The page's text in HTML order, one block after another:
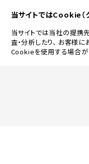
当サイトではCookie（
当サイトでは当社の提携
査・分析したり、 お客様に
Cookieを使用する場合が